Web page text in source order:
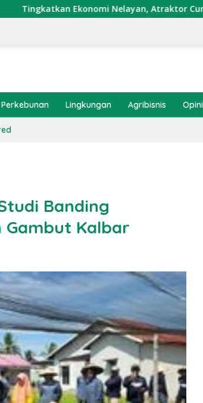
Nelayan, Atraktor Cumi Dipasang di
Perkebunan Lingkungan Agribisnis Opini
Banding
Gambut Kalbar